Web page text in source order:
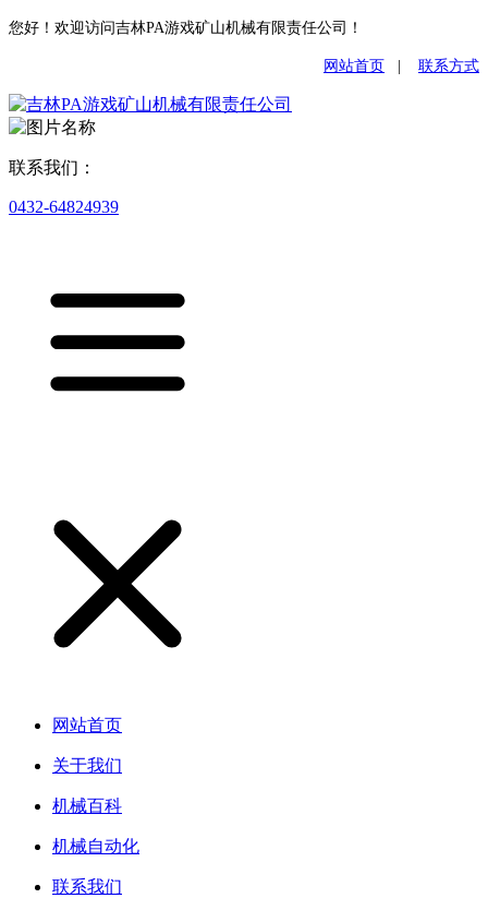
您好！欢迎访问吉林PA游戏矿山机械有限责任公司！
网站首页 联系方式
联系我们：
0432-64824939
网站首页
关于我们
机械百科
机械自动化
联系我们